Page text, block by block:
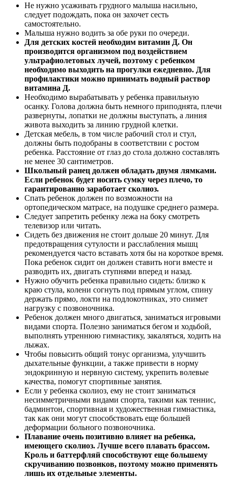
Не нужно усаживать грудного малыша насильно,
следует подождать, пока он захочет сесть
самостоятельно.
Малыша нужно водить за обе руки по очереди.
Для детских костей необходим витамин Д. Он
производится организмом под воздействием
ультрафиолетовых лучей, поэтому с ребенком
необходимо выходить на прогулки ежедневно. Для
профилактики можно принимать водный раствор
витамина Д.
Необходимо вырабатывать у ребенка правильную
осанку. Голова должна быть немного приподнята, плечи
развернуты, лопатки не должны выступать, а линия
живота выходить за линию грудной клетки.
Детская мебель, в том числе рабочий стол и стул,
должны быть подобраны в соответствии с ростом
ребенка. Расстояние от глаз до стола должно составлять
не менее 30 сантиметров.
Школьный ранец должен обладать двумя лямками.
Если ребенок будет носить сумку через плечо, то
гарантированно заработает сколиоз.
Спать ребенок должен по возможности на
ортопедическом матрасе, на подушке среднего размера.
Следует запретить ребенку лежа на боку смотреть
телевизор или читать.
Сидеть без движения не стоит дольше 20 минут. Для
предотвращения сутулости и расслабления мышц
рекомендуется часто вставать хотя бы на короткое время.
Пока ребенок сидит он должен ставить ноги вместе и
разводить их, двигать ступнями вперед и назад.
Нужно обучить ребенка правильно сидеть: близко к
краю стула, колени согнуть под прямым углом, спину
держать прямо, локти на подлокотниках, это снимет
нагрузку с позвоночника.
Ребенок должен много двигаться, заниматься игровыми
видами спорта. Полезно заниматься бегом и ходьбой,
выполнять утреннюю гимнастику, закаляться, ходить на
лыжах.
Чтобы повысить общий тонус организма, улучшить
дыхательные функции, а также привести в норму
эндокринную и нервную систему, укрепить волевые
качества, помогут спортивные занятия.
Если у ребенка сколиоз, ему не стоит заниматься
несимметричными видами спорта, такими как теннис,
бадминтон, спортивная и художественная гимнастика,
так как они могут способствовать еще большей
деформации больного позвоночника.
Плавание очень позитивно влияет на ребенка,
имеющего сколиоз. Лучше всего плавать брассом.
Кроль и баттерфляй способствуют еще большему
скручиванию позвонков, поэтому можно применять
лишь их отдельные элементы.